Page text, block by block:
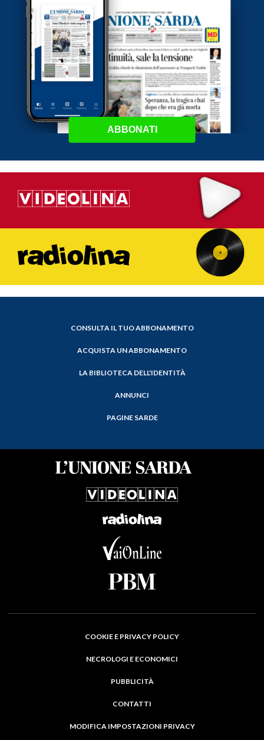
ABBONATI
CONSULTA IL TUO ABBONAMENTO
ACQUISTA UN ABBONAMENTO
LA BIBLIOTECA DELL'IDENTITÀ
ANNUNCI
PAGINE SARDE
COOKIE E PRIVACY POLICY
NECROLOGI E ECONOMICI
PUBBLICITÀ
CONTATTI
MODIFICA IMPOSTAZIONI PRIVACY